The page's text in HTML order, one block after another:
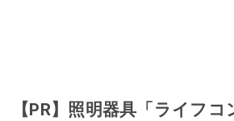
【PR】照明器具「ライフ